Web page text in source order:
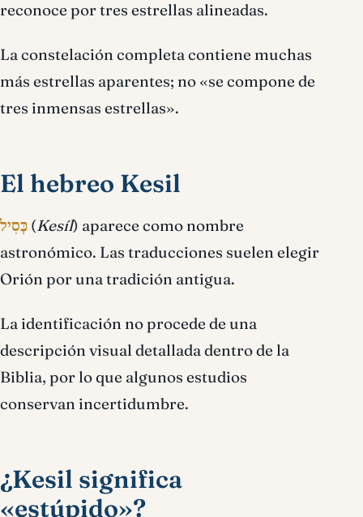
reconoce por tres estrellas alineadas.
La constelación completa contiene muchas
más estrellas aparentes; no «se compone de
tres inmensas estrellas».
El hebreo Kesil
כְּסִיל (Kesíl) aparece como nombre
astronómico. Las traducciones suelen elegir
Orión por una tradición antigua.
La identificación no procede de una
descripción visual detallada dentro de la
Biblia, por lo que algunos estudios
conservan incertidumbre.
¿Kesil significa
«estúpido»?